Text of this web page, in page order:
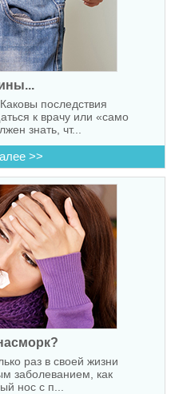
последствия
к врачу или «само
знать, чт...
>>
раз в своей жизни
заболеванием, как
нос с п...